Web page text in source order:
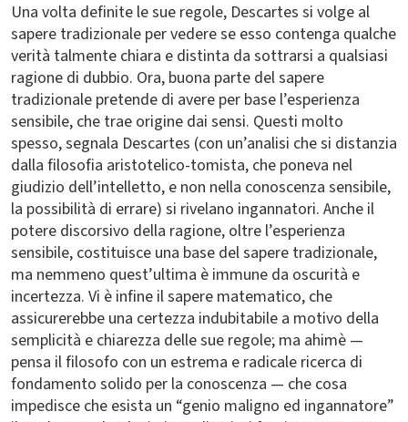
Una volta definite le sue regole, Descartes si volge al
sapere tradizionale per vedere se esso contenga qualche
verità talmente chiara e distinta da sottrarsi a qualsiasi
ragione di dubbio. Ora, buona parte del sapere
tradizionale pretende di avere per base l’esperienza
sensibile, che trae origine dai sensi. Questi molto
spesso, segnala Descartes (con un’analisi che si distanzia
dalla filosofia aristotelico-tomista, che poneva nel
giudizio dell’intelletto, e non nella conoscenza sensibile,
la possibilità di errare) si rivelano ingannatori. Anche il
potere discorsivo della ragione, oltre l’esperienza
sensibile, costituisce una base del sapere tradizionale,
ma nemmeno quest’ultima è immune da oscurità e
incertezza. Vi è infine il sapere matematico, che
assicurerebbe una certezza indubitabile a motivo della
semplicità e chiarezza delle sue regole; ma ahimè —
pensa il filosofo con un estrema e radicale ricerca di
fondamento solido per la conoscenza — che cosa
impedisce che esista un “genio maligno ed ingannatore”